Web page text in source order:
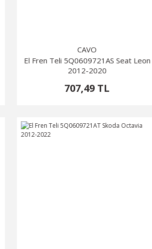
CAVO
El Fren Teli 5Q0609721AS Seat Leon
2012-2020
707,49 TL